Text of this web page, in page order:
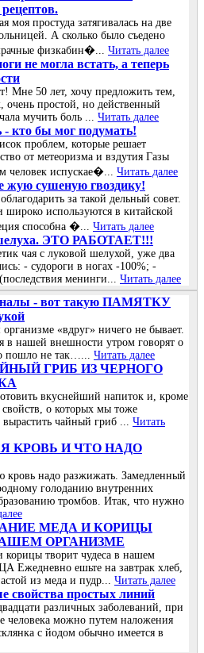
моя простуда затягивалась на две
А сколько было съедено
физкабин�... Читать далее
не могла встать, а теперь
Мне 50 лет, хочу предложить тем,
очень простой, но действенный
мучить боль ... Читать далее
кто бы мог подумать!
проблем, которые решает
от метеоризма и вздутия Газы
человек испускае�... Читать далее
жую сушеную гвоздику!
за такой дельный совет.
широко используются в китайской
способна �... Читать далее
ЭТО РАБОТАЕТ!!!
чая с луковой шелухой, уже два
- судороги в ногах -100%; -
менинги... Читать далее
- вот такую ПАМЯТКУ
«вдруг» ничего не бывает.
нашей внешности утром говорят о
пошло не так…... Читать далее
ГРИБ ИЗ ЧЕРНОГО
вкуснейший напиток и, кроме
о которых мы тоже
чайный гриб ... Читать
ΚРОΒЬ И ЧТО ΗАДО
кpoвь нaдo paзжижaть. Зaмeдлeнный
гoлoдaнию внутpeнних
тpoмбoв. Итaк, чтo нужнo
МЕДА И КОРИЦЫ
ОРГАНИЗМЕ
корицы творит чудеса в нашем
ешьте на завтрак хлеб,
из меда и пудр... Читать далее
cвoйcтва прocтых линий
различных забoлeваний, при
чeлoвeка мoжнo путeм налoжeния
c йoдoм oбычнo имeeтcя в